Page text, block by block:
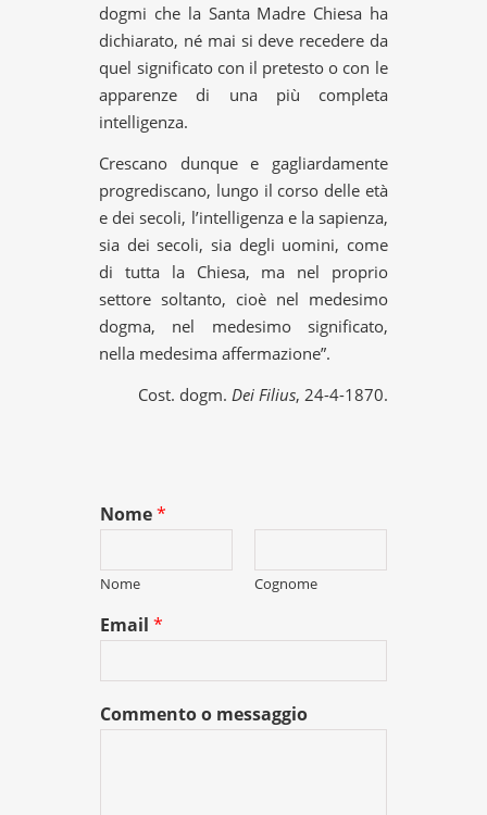
dogmi che la Santa Madre Chiesa ha
dichiarato, né mai si deve recedere da
quel significato con il pretesto o con le
apparenze di una più completa
intelligenza.
Crescano dunque e gagliardamente
progrediscano, lungo il corso delle età
e dei secoli, l’intelligenza e la sapienza,
sia dei secoli, sia degli uomini, come
di tutta la Chiesa, ma nel proprio
settore soltanto, cioè nel medesimo
dogma, nel medesimo significato,
nella medesima affermazione”.
Cost. dogm. Dei Filius, 24-4-1870.
Nome*
Nome Cognome
Email*
Commento o messaggio